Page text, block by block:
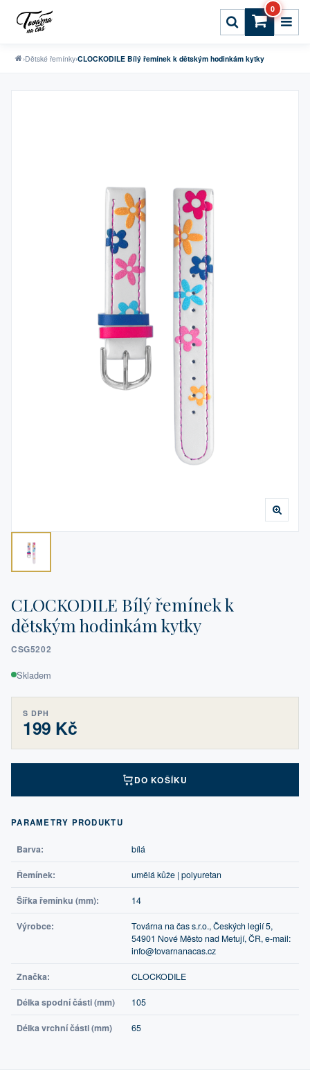
0
›Dětské řemínky›CLOCKODILE Bílý řemínek k dětským hodinkám kytky
CLOCKODILE Bílý řemínek k
dětským hodinkám kytky
CSG5202
Skladem
S DPH
199 Kč
DO KOŠÍKU
PARAMETRY PRODUKTU
Barva: bílá
Řemínek: umělá kůže | polyuretan
Šířka řemínku (mm): 14
Výrobce:
Továrna na čas s.r.o., Českých legií 5,
54901 Nové Město nad Metují, ČR, e-mail:
info@tovarnanacas.cz
Značka: CLOCKODILE
Délka spodní části (mm) 105
Délka vrchní části (mm) 65